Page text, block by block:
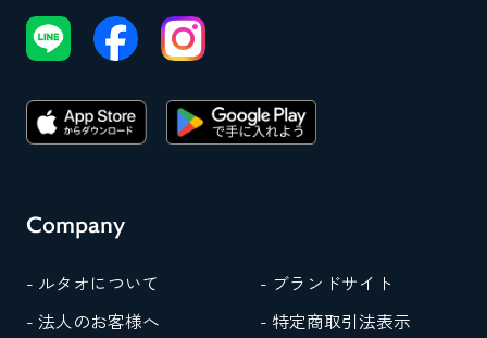
Company
- ルタオについて
- ブランドサイト
- 法人のお客様へ
- 特定商取引法表示